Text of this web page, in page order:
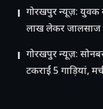
गोरखपुर न्यूज़: युवक
लाख लेकर जालसाज
गोरखपुर न्यूज़:
टकराईं 5 गाड़ियां,